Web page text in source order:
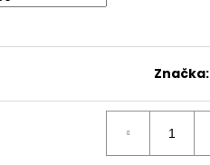
Značka: